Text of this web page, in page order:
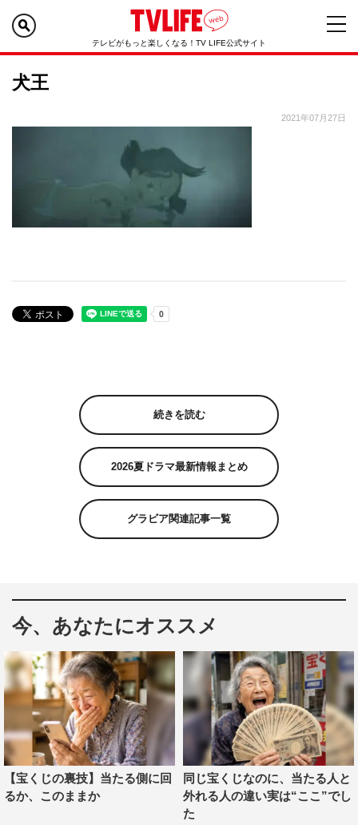
テレビがもっと楽しくなる！TV LIFE公式サイト
犬王
2021年07月27日
続きを読む
2026夏ドラマ最新情報まとめ
グラビア関連記事一覧
今、あなたにオススメ
【宝くじの裏技】当たる側に回
るか、このままか
同じ宝くじなのに、当たる人と
外れる人の違い実は“ここ”でし
た